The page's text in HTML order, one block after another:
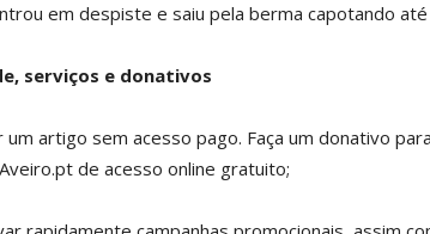
em despiste e saiu pela berma capotando
serviços e donativos
um artigo sem acesso pago. Faça um donativo
de acesso online gratuito;